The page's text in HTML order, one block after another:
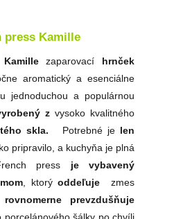
press Kamille
Kamillezaparovací hrnček
aromatický a esenciálne
jednoduchou a populárnou
z vysoko kvalitného
skla. Potrebné je len
pripravilo, a kuchyňa je plná
press je vybavený
, ktorýoddeľuje
zmes
rovnomerne prevzdušňuje